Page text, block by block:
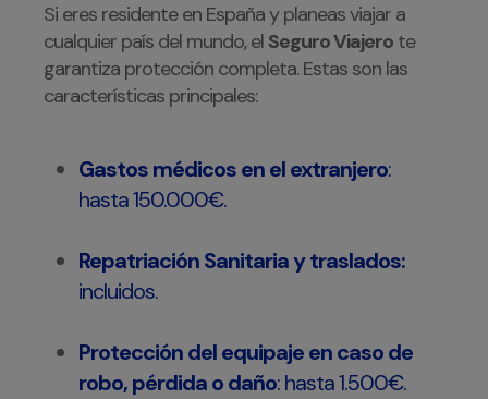
Si eres residente en España y planeas viajar a
cualquier país del mundo, elSeguro Viajero te
garantiza protección completa. Estas son las
características principales:
Gastos médicos en el extranjero:
hasta 150.000€.
Repatriación Sanitaria y traslados:
incluidos.
Protección del equipaje en caso de
robo, pérdida o daño: hasta 1.500€.